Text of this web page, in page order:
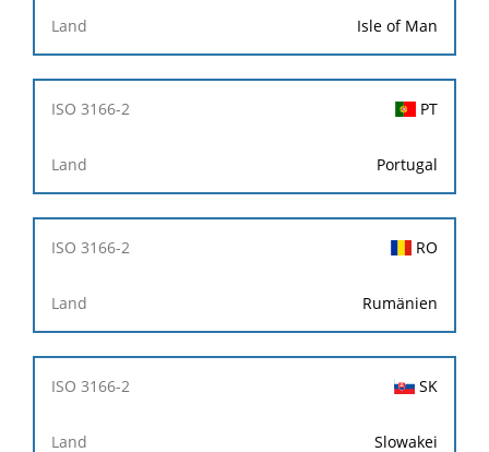
Isle of Man
PT
Portugal
RO
Rumänien
SK
Slowakei